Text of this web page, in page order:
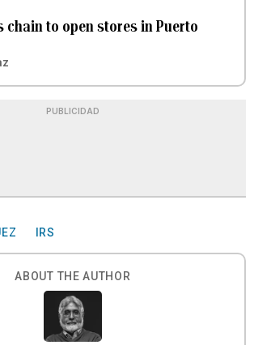
chain to open stores in Puerto
PUBLICIDAD
IRS
ABOUT THE AUTHOR